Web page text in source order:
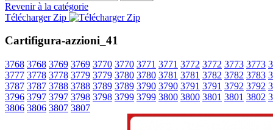
Revenir à la catégorie
Télécharger Zip
Cartifigura-azzioni_41
3768 3768 3769 3769 3770 3770 3771 3771 3772 3772 3773 3773
3777 3778 3778 3779 3779 3780 3780 3781 3781 3782 3782 3783
3787 3787 3788 3788 3789 3789 3790 3790 3791 3791 3792 3792
3796 3797 3797 3798 3798 3799 3799 3800 3800 3801 3801 3802
3806 3806 3807 3807